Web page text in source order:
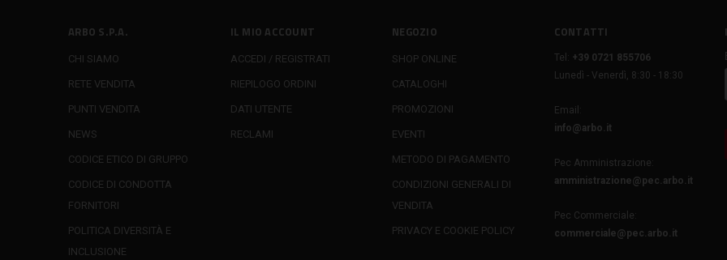
ARBO S.P.A.
CHI SIAMO
RETE VENDITA
PUNTI VENDITA
NEWS
CODICE ETICO DI GRUPPO
CODICE DI CONDOTTA
FORNITORI
POLITICA DIVERSITÀ E
INCLUSIONE
IL MIO ACCOUNT
ACCEDI / REGISTRATI
RIEPILOGO ORDINI
DATI UTENTE
RECLAMI
NEGOZIO
SHOP ONLINE
CATALOGHI
PROMOZIONI
EVENTI
METODO DI PAGAMENTO
CONDIZIONI GENERALI DI
VENDITA
PRIVACY E COOKIE POLICY
CONTATTI
Tel:
+39 0721 855706
Lunedì - Venerdì, 8:30 - 18:30
Email:
info@arbo.it
Pec Amministrazione:
amministrazione@pec.arbo.it
Pec Commerciale:
commerciale@pec.arbo.it